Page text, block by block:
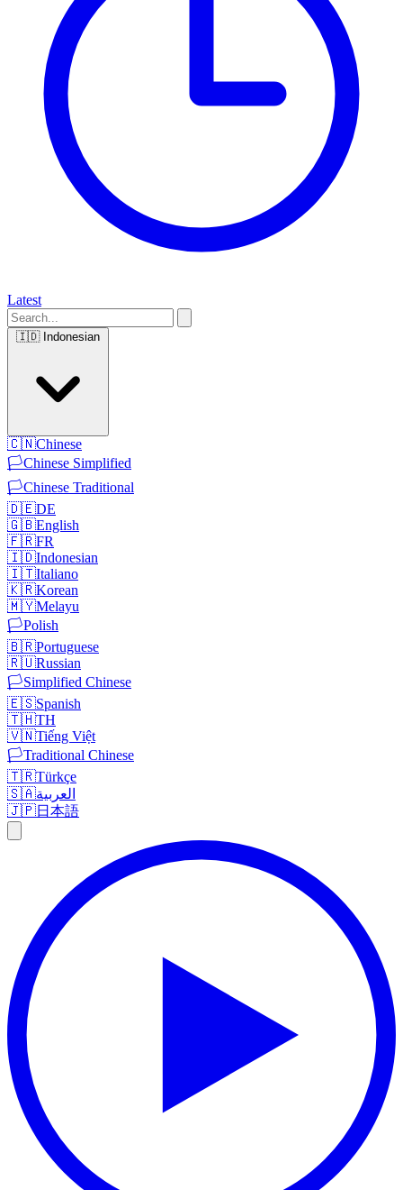
Latest
🇮🇩 Indonesian
🇨🇳Chinese
🏳️Chinese Simplified
🏳️Chinese Traditional
🇩🇪DE
🇬🇧English
🇫🇷FR
🇮🇩Indonesian
🇮🇹Italiano
🇰🇷Korean
🇲🇾Melayu
🏳️Polish
🇧🇷Portuguese
🇷🇺Russian
🏳️Simplified Chinese
🇪🇸Spanish
🇹🇭TH
🇻🇳Tiếng Việt
🏳️Traditional Chinese
🇹🇷Türkçe
🇸🇦العربية
🇯🇵日本語